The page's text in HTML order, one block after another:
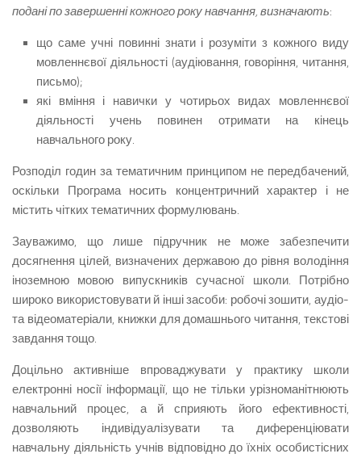
подані по завершенні кожного року навчання, визначають:
що саме учні повинні знати і розуміти з кожного виду
мовленнєвої діяльності (аудіювання, говоріння, читання,
письмо);
які вміння і навички у чотирьох видах мовленнєвої
діяльності учень повинен отримати на кінець
навчального року.
Розподіл годин за тематичним принципом не передбачений,
оскільки Програма носить концентричний характер і не
містить чітких тематичних формулювань.
Зауважимо, що лише підручник не може забезпечити
досягнення цілей, визначених державою до рівня володіння
іноземною мовою випускників сучасної школи. Потрібно
широко використовувати й інші засоби: робочі зошити, аудіо-
та відеоматеріали, книжки для домашнього читання, текстові
завдання тощо.
Доцільно активніше впроваджувати у практику школи
електронні носії інформації, що не тільки урізноманітнюють
навчальний процес, а й сприяють його ефективності,
дозволяють індивідуалізувати та диференціювати
навчальну діяльність учнів відповідно до їхніх особистісних